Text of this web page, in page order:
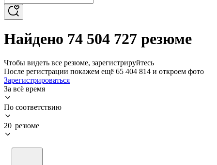
Найдено 74 504 727 резюме
Чтобы видеть все резюме, зарегистрируйтесь
После регистрации покажем ещё 65 404 814 и откроем фото
Зарегистрироваться
За всё время
По соответствию
20 резюме